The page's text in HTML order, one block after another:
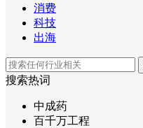
消费
科技
出海
搜索热词
中成药
百千万工程